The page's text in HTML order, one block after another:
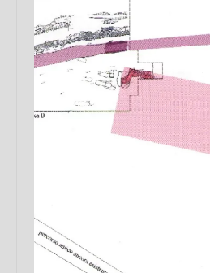
Chi sono
FAQ
Contatti